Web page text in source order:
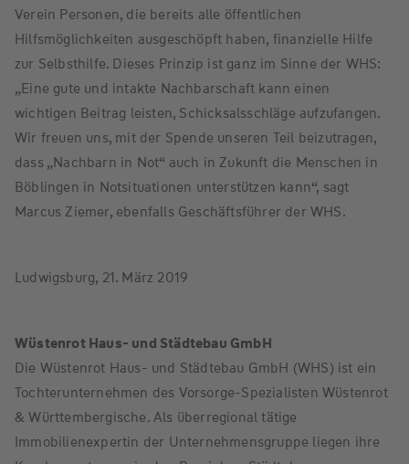
Verein Personen, die bereits alle öffentlichen
Hilfsmöglichkeiten ausgeschöpft haben, finanzielle Hilfe
zur Selbsthilfe. Dieses Prinzip ist ganz im Sinne der WHS:
„Eine gute und intakte Nachbarschaft kann einen
wichtigen Beitrag leisten, Schicksalsschläge aufzufangen.
Wir freuen uns, mit der Spende unseren Teil beizutragen,
dass „Nachbarn in Not“ auch in Zukunft die Menschen in
Böblingen in Notsituationen unterstützen kann“, sagt
Marcus Ziemer, ebenfalls Geschäftsführer der WHS.
Ludwigsburg, 21. März 2019
Wüstenrot Haus- und Städtebau GmbH
Die Wüstenrot Haus- und Städtebau GmbH (WHS) ist ein
Tochterunternehmen des Vorsorge-Spezialisten Wüstenrot
& Württembergische. Als überregional tätige
Immobilienexpertin der Unternehmensgruppe liegen ihre